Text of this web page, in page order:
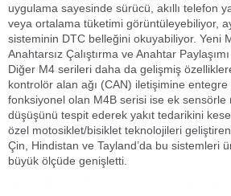
uygulama sayesinde sürücü, akıllı telefon
veya ortalama tüketimi görüntüleyebiliyor,
sisteminin DTC belleğini okuyabiliyor. Yeni
Anahtarsız Çalıştırma ve Anahtar
Diğer M4 serileri daha da gelişmiş
kontrolör alan ağı (CAN) iletişimine
fonksiyonel olan M4B serisi ise ek sensörle
düşüşünü tespit ederek yakıt tedarikini
özel motosiklet/bisiklet teknolojileri
Çin, Hindistan ve Tayland’da bu sistemleri
büyük ölçüde genişletti.